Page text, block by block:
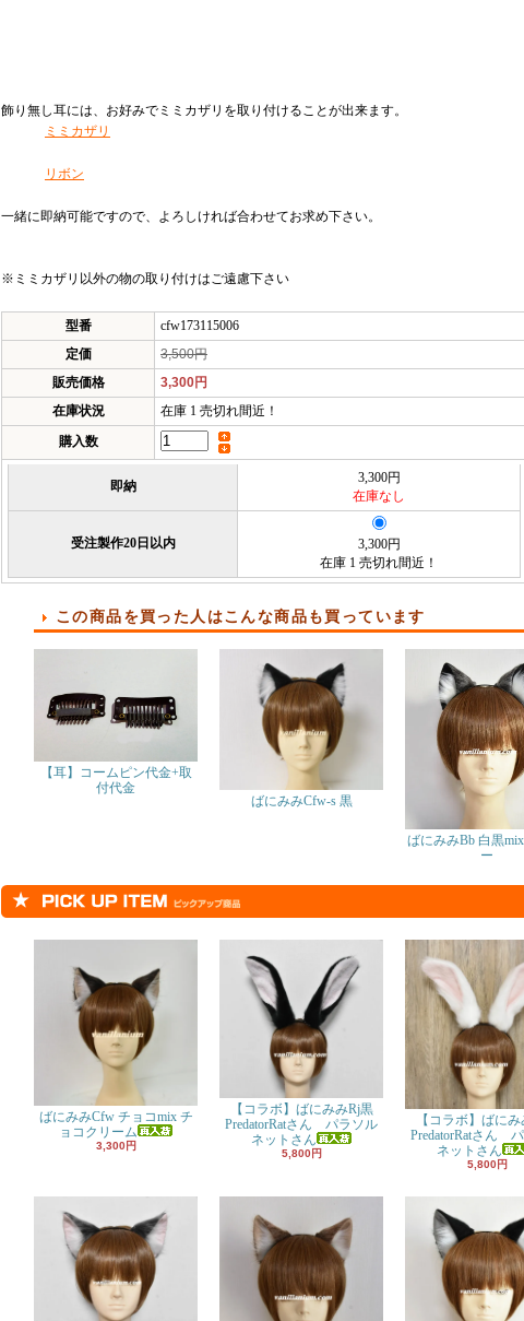
飾り無し耳には、お好みでミミカザリを取り付けることが出来ます。
ミミカザリ
リボン
一緒に即納可能ですので、よろしければ合わせてお求め下さい。
※ミミカザリ以外の物の取り付けはご遠慮下さい
型番
cfw173115006
定価
3,500円
販売価格
3,300円
在庫状況
在庫 1 売切れ間近！
購入数
即納
3,300円
在庫なし
受注製作20日以内
3,300円
在庫 1 売切れ間近！
この商品を買った人はこんな商品も買っています
【耳】コームピン代金+取
付代金
ばにみみCfw-s 黒
ばにみみBb 白黒
ー
ばにみみCfw チョコmix チ
ョコクリーム
3,300円
【コラボ】ばにみみRj黒
PredatorRatさん パラソル
ネットさん
5,800円
【コラボ】ばにみ
PredatorRatさん
ネットさん
5,800円